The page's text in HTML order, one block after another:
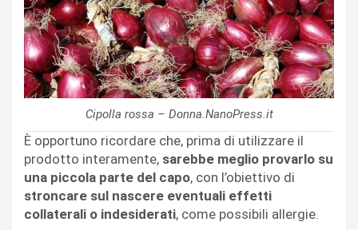
Cipolla rossa – Donna.NanoPress.it
È opportuno ricordare che, prima di utilizzare il
prodotto interamente, sarebbe meglio provarlo su
una piccola parte del capo, con l’obiettivo di
stroncare sul nascere eventuali effetti
collaterali o indesiderati, come possibili allergie.